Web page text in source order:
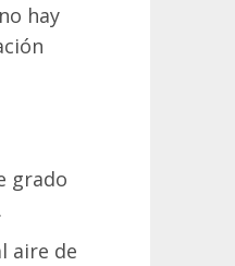
hay
grado
aire de